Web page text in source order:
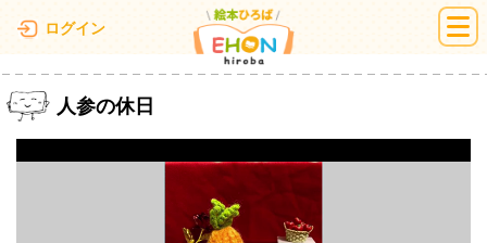
ログイン 絵本ひろば
人参の休日